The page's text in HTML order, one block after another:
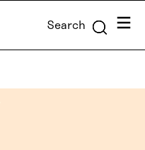
Search Menu